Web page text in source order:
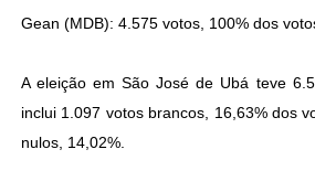
Gean (MDB): 4.575 votos, 100% dos
A eleição em São José de Ubá teve
inclui 1.097 votos brancos, 16,63% dos
nulos, 14,02%.